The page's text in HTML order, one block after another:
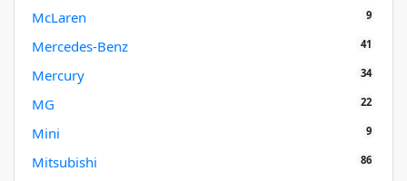
McLaren 9
Mercedes-Benz 41
Mercury 34
MG 22
Mini 9
Mitsubishi 86